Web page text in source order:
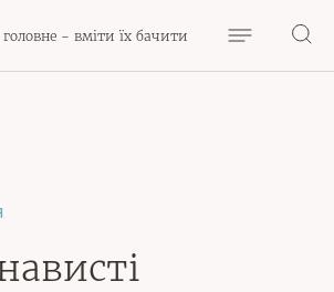
- вміти їх бачити